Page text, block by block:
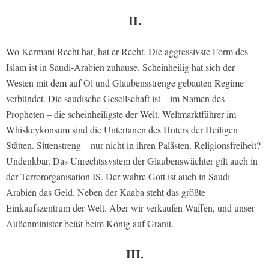
II.
Wo Kermani Recht hat, hat er Recht. Die aggressivste Form des
Islam ist in Saudi-Arabien zuhause. Scheinheilig hat sich der
Westen mit dem auf Öl und Glaubensstrenge gebauten Regime
verbündet. Die saudische Gesellschaft ist – im Namen des
Propheten – die scheinheiligste der Welt. Weltmarktführer im
Whiskeykonsum sind die Untertanen des Hüters der Heiligen
Stätten. Sittenstreng – nur nicht in ihren Palästen. Religionsfreiheit?
Undenkbar. Das Unrechtssystem der Glaubenswächter gilt auch in
der Terrororganisation IS. Der wahre Gott ist auch in Saudi-
Arabien das Geld. Neben der Kaaba steht das größte
Einkaufszentrum der Welt. Aber wir verkaufen Waffen, und unser
Außenminister beißt beim König auf Granit.
III.